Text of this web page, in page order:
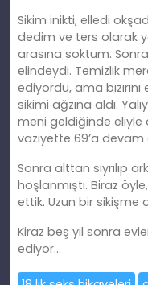
Sikim inikti, elledi
dedim ve ters olarak
arasına soktum.
elindeydi. Temizlik
ediyordu, ama
sikimi ağzına aldı.
meni geldiğinde eliyle
vaziyette 69’a devam
Sonra alttan sıyrılıp
hoşlanmıştı. Biraz
ettik. Uzun bir sikişme
Kiraz beş yıl sonra
ediyor…